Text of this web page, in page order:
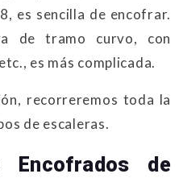
es sencilla de encofrar.
de tramo curvo, con
es más complicada.
recorreremos toda la
de escaleras.
Encofrados de